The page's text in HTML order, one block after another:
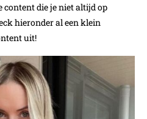
die je niet altijd op
hieronder al een klein
uit!